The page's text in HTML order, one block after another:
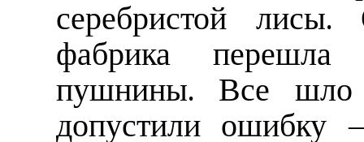
серебристой лисы.
фабрика перешла
пушнины. Все шло
допустили ошибку